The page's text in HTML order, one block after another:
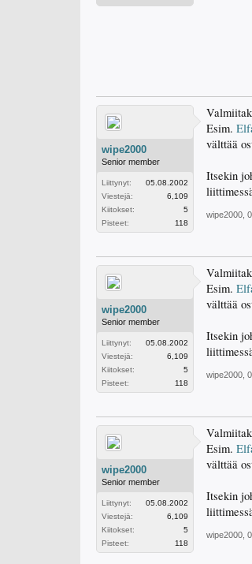
wipe2000
Senior member
Liittynyt:
05.08.2002
Viestejä:
6,109
Kiitokset:
5
Pisteet:
118
Esim.
välttää
Itsekin
wipe2000
wipe2000
Senior member
Liittynyt:
05.08.2002
Viestejä:
6,109
Kiitokset:
5
Pisteet:
118
Esim.
välttää
Itsekin
wipe2000
wipe2000
Senior member
Liittynyt:
05.08.2002
Viestejä:
6,109
Kiitokset:
5
Pisteet:
118
Esim.
välttää
Itsekin
wipe2000